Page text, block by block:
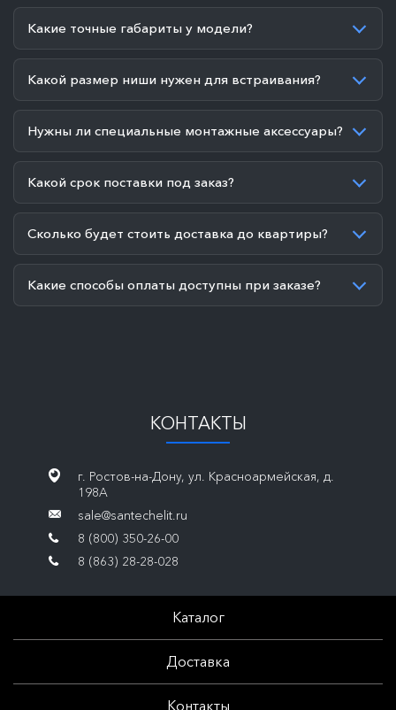
Какие точные габариты у модели?
Какой размер ниши нужен для встраивания?
Нужны ли специальные монтажные аксессуары?
Какой срок поставки под заказ?
Сколько будет стоить доставка до квартиры?
Какие способы оплаты доступны при заказе?
КОНТАКТЫ
г. Ростов-на-Дону, ул. Красноармейская, д.
198А
sale@santechelit.ru
8 (800) 350-26-00
8 (863) 28-28-028
Каталог
Доставка
Контакты